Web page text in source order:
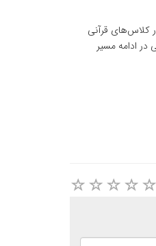
کلاس‌های قرآنی
در ادامه مسیر